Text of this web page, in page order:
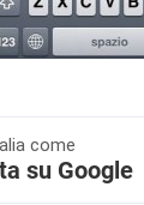
come
su Google